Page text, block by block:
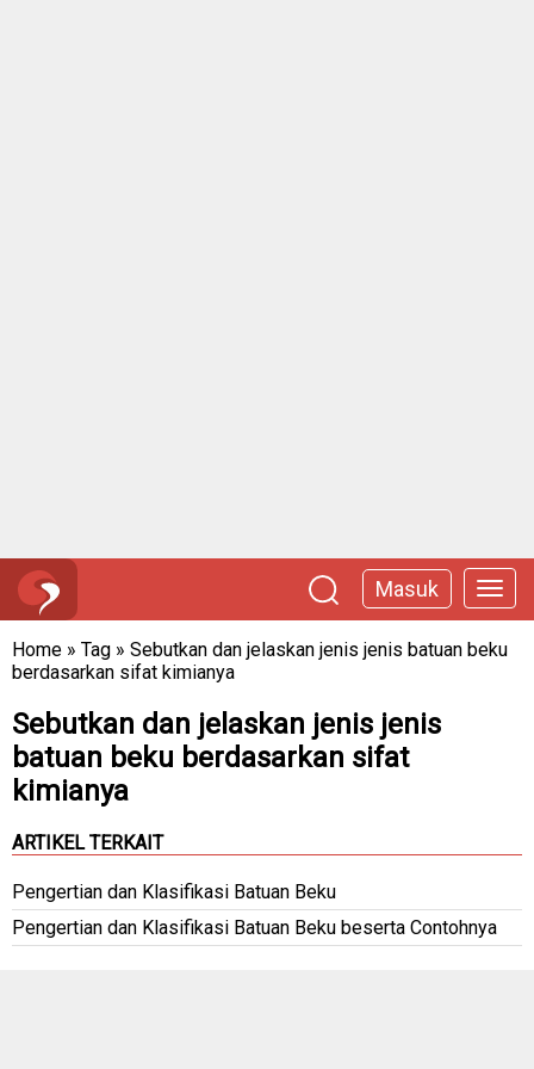
Masuk
Home » Tag » Sebutkan dan jelaskan jenis jenis batuan beku
berdasarkan sifat kimianya
Sebutkan dan jelaskan jenis jenis
batuan beku berdasarkan sifat
kimianya
ARTIKEL TERKAIT
Pengertian dan Klasifikasi Batuan Beku
Pengertian dan Klasifikasi Batuan Beku beserta Contohnya